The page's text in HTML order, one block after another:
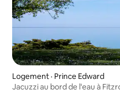
Logement · Prince Edward
Jacuzzi au bord de l'eau à